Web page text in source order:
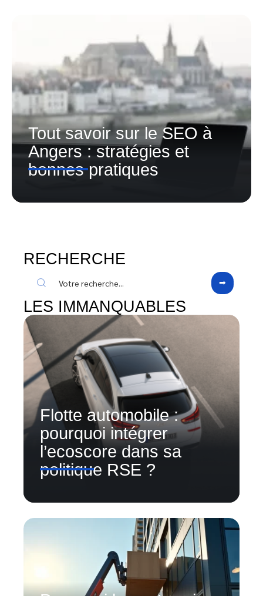
Tout savoir sur le SEO à
Angers : stratégies et
bonnes pratiques
RECHERCHE
LES IMMANQUABLES
Flotte automobile :
pourquoi intégrer
l’ecoscore dans sa
politique RSE ?